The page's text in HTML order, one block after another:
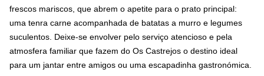
frescos mariscos, que abrem o apetite para o prato principal:
uma tenra carne acompanhada de batatas a murro e legumes
suculentos. Deixe-se envolver pelo serviço atencioso e pela
atmosfera familiar que fazem do Os Castrejos o destino ideal
para um jantar entre amigos ou uma escapadinha gastronómica.